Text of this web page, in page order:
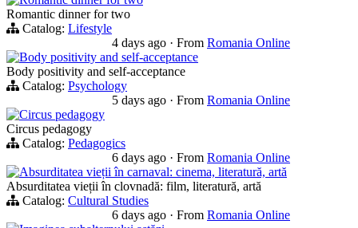
Romantic dinner for two
Catalog: Lifestyle
4 days ago · From Romania Online
Body positivity and self-acceptance
Body positivity and self-acceptance
Catalog: Psychology
5 days ago · From Romania Online
Circus pedagogy
Circus pedagogy
Catalog: Pedagogics
6 days ago · From Romania Online
Absurditatea vieții în carnaval: cinema, literatură, artă
Absurditatea vieții în clovnadă: film, literatură, artă
Catalog: Cultural Studies
6 days ago · From Romania Online